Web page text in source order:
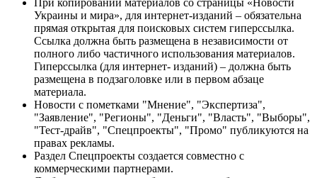
Украины и мира», для интернет-изданий – обязательна
прямая открытая для поисковых систем гиперссылка.
Ссылка должна быть размещена в независимости от
полного либо частичного использования материалов.
Гиперссылка (для интернет- изданий) – должна быть
размещена в подзаголовке или в первом абзаце
материала.
Новости с пометками "Мнение", "Экспертиза",
"Заявление", "Регионы", "Деньги", "Власть", "Выборы",
"Тест-драйв", "Спецпроекты", "Промо" публикуются на
правах рекламы.
Раздел Спецпроекты создается совместно с
коммерческими партнерами.